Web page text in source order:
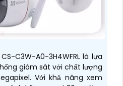
C3W-A0-3H4WFRL là lựa
giám sát với chất lượng
Với khả năng xem